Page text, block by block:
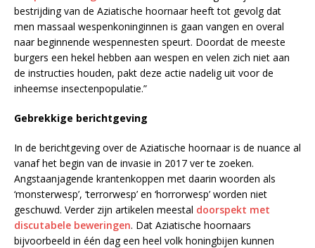
bestrijding van de Aziatische hoornaar heeft tot gevolg dat
men massaal wespenkoninginnen is gaan vangen en overal
naar beginnende wespennesten speurt. Doordat de meeste
burgers een hekel hebben aan wespen en velen zich niet aan
de instructies houden, pakt deze actie nadelig uit voor de
inheemse insectenpopulatie.”
Gebrekkige berichtgeving
In de berichtgeving over de Aziatische hoornaar is de nuance al
vanaf het begin van de invasie in 2017 ver te zoeken.
Angstaanjagende krantenkoppen met daarin woorden als
‘monsterwesp’, ‘terrorwesp’ en ‘horrorwesp’ worden niet
geschuwd. Verder zijn artikelen meestal doorspekt met
discutabele beweringen. Dat Aziatische hoornaars
bijvoorbeeld in één dag een heel volk honingbijen kunnen